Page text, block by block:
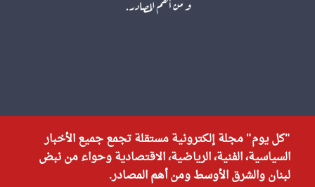
"كل يوم" مجلة إلكترونية مستقلة تجمع جميع الأخبار
السياسية، الفنية، الرياضية، الاقتصادية وحواء من نبض
لبنان والشرق الأوسط ومن أهم المصادر.